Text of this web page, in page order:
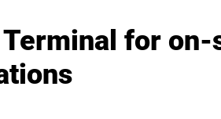
for on-